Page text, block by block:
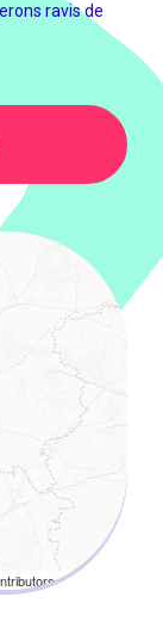
©CARTO
ravis de